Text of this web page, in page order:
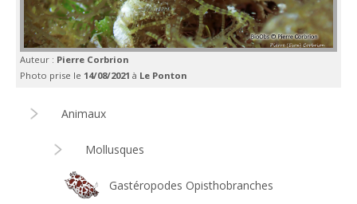
Auteur : Pierre Corbrion
Photo prise le 14/08/2021 à Le Ponton
Animaux
Mollusques
Gastéropodes Opisthobranches